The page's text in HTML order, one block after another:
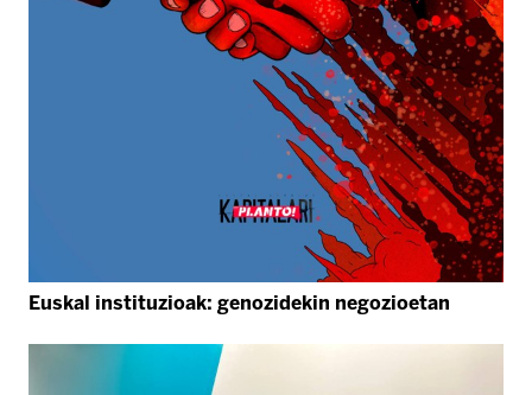
Euskal instituzioak: genozidekin negozioetan